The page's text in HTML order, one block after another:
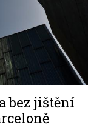
bez jištění